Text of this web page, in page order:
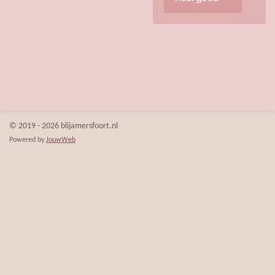
© 2019 - 2026 blijamersfoort.nl
Powered by JouwWeb